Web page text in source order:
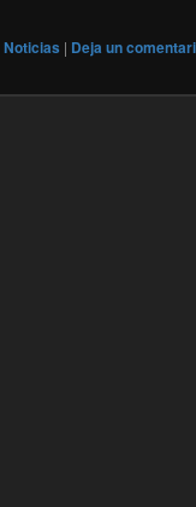
Noticias | Deja un